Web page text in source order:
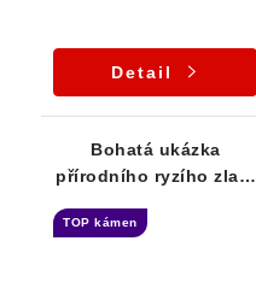
Detail
Bohatá ukázka
přírodního ryzího zlata
Zlatých Hor
TOP kámen